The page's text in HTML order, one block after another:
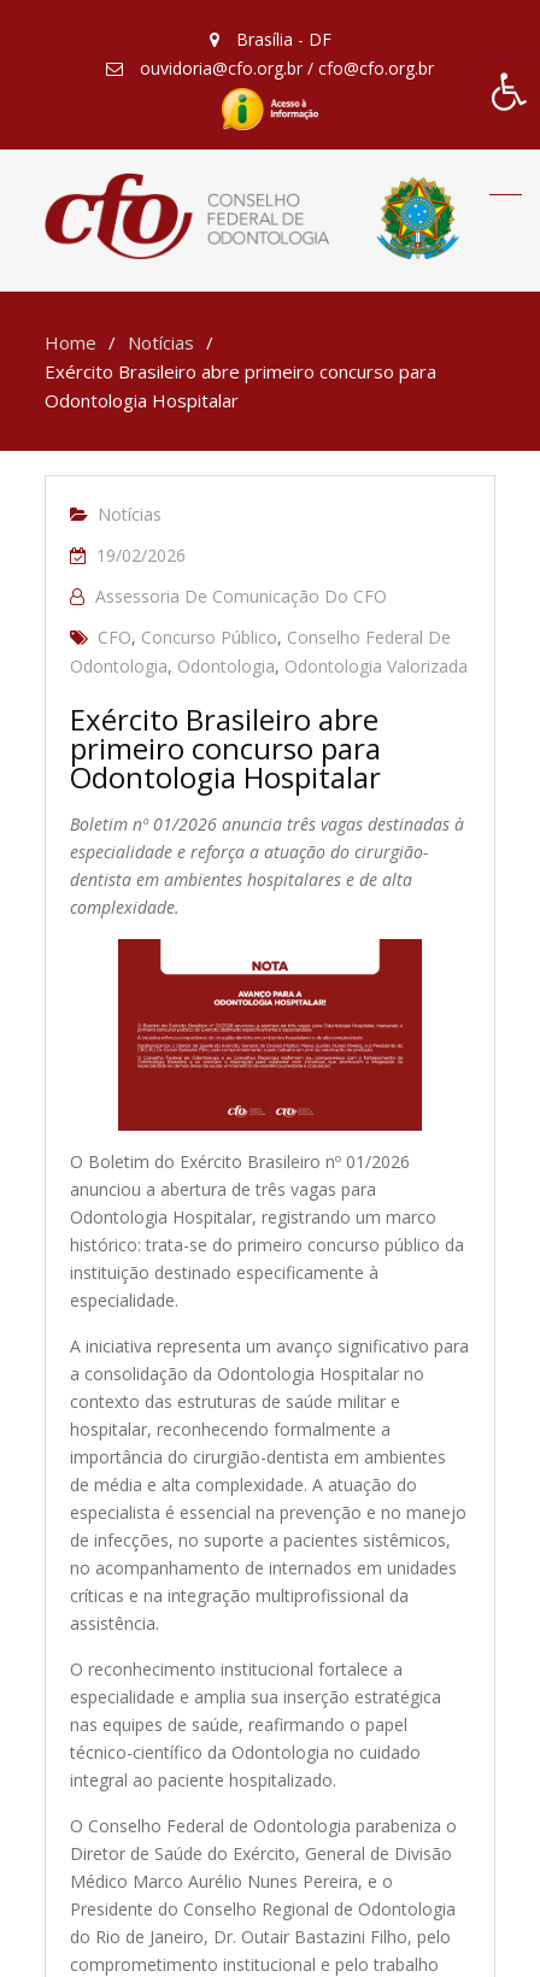
Barra
Brasília - DF
ouvidoria@cfo.org.br / cfo@cfo.org.br
Home
Notícias
Exército Brasileiro abre primeiro concurso para
Odontologia Hospitalar
Notícias
19/02/2026
Assessoria De Comunicação Do CFO
CFO, Concurso Público, Conselho Federal De
Odontologia, Odontologia, Odontologia Valorizada
Exército Brasileiro abre
primeiro concurso para
Odontologia Hospitalar
Boletim nº 01/2026 anuncia três vagas destinadas à
especialidade e reforça a atuação do cirurgião-
dentista em ambientes hospitalares e de alta
complexidade.
O Boletim do Exército Brasileiro nº 01/2026
anunciou a abertura de três vagas para
Odontologia Hospitalar, registrando um marco
histórico: trata-se do primeiro concurso público da
instituição destinado especificamente à
especialidade.
A iniciativa representa um avanço significativo para
a consolidação da Odontologia Hospitalar no
contexto das estruturas de saúde militar e
hospitalar, reconhecendo formalmente a
importância do cirurgião-dentista em ambientes
de média e alta complexidade. A atuação do
especialista é essencial na prevenção e no manejo
de infecções, no suporte a pacientes sistêmicos,
no acompanhamento de internados em unidades
críticas e na integração multiprofissional da
assistência.
O reconhecimento institucional fortalece a
especialidade e amplia sua inserção estratégica
nas equipes de saúde, reafirmando o papel
técnico-científico da Odontologia no cuidado
integral ao paciente hospitalizado.
O Conselho Federal de Odontologia parabeniza o
Diretor de Saúde do Exército, General de Divisão
Médico Marco Aurélio Nunes Pereira, e o
Presidente do Conselho Regional de Odontologia
do Rio de Janeiro, Dr. Outair Bastazini Filho, pelo
comprometimento institucional e pelo trabalho